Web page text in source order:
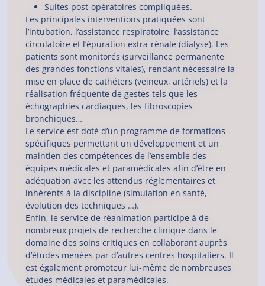
Suites post-opératoires compliquées.
Les principales interventions pratiquées sont
l’intubation, l’assistance respiratoire, l’assistance
circulatoire et l’épuration extra-rénale (dialyse). Les
patients sont monitorés (surveillance permanente
des grandes fonctions vitales), rendant nécessaire la
mise en place de cathéters (veineux, artériels) et la
réalisation fréquente de gestes tels que les
échographies cardiaques, les fibroscopies
bronchiques…
Le service est doté d’un programme de formations
spécifiques permettant un développement et un
maintien des compétences de l’ensemble des
équipes médicales et paramédicales afin d’être en
adéquation avec les attendus réglementaires et
inhérents à la discipline (simulation en santé,
évolution des techniques …).
Enfin, le service de réanimation participe à de
nombreux projets de recherche clinique dans le
domaine des soins critiques en collaborant auprès
d’études menées par d’autres centres hospitaliers. Il
est également promoteur lui-même de nombreuses
études médicales et paramédicales.